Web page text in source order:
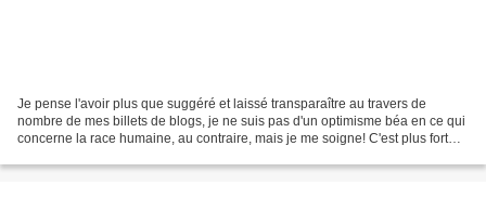
Je pense l'avoir plus que suggéré et laissé transparaître au travers de
nombre de mes billets de blogs, je ne suis pas d'un optimisme béa en ce qui
concerne la race humaine, au contraire, mais je me soigne! C'est plus fort